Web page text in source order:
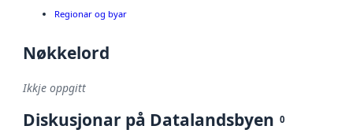
Regionar og byar
Nøkkelord
Ikkje oppgitt
Diskusjonar på Datalandsbyen 0